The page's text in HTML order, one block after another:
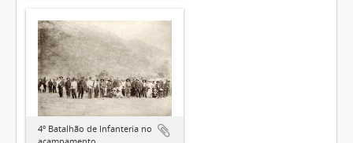
4º Batalhão de Infanteria no